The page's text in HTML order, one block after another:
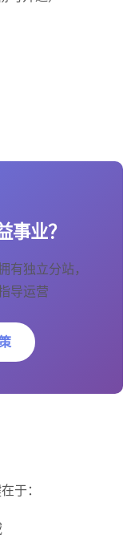
事业？
有独立分站，
导运营
于：